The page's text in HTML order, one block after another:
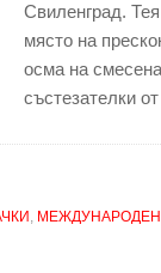
Свиленград.
място на
осма на
състезателки
, МЕЖДУНАРОДЕН